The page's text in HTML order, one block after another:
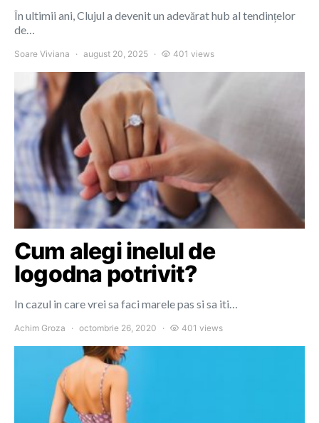
În ultimii ani, Clujul a devenit un adevărat hub al tendințelor
de…
Soare Viviana august 20, 2025 401 views
Cum alegi inelul de
logodna potrivit?
In cazul in care vrei sa faci marele pas si sa iti…
Achim Groza octombrie 26, 2020 401 views